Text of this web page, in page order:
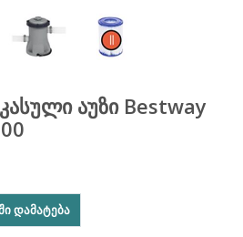
აუზი Bestway
price
is:ᲓᲐᲛᲐᲢᲔᲑᲐ